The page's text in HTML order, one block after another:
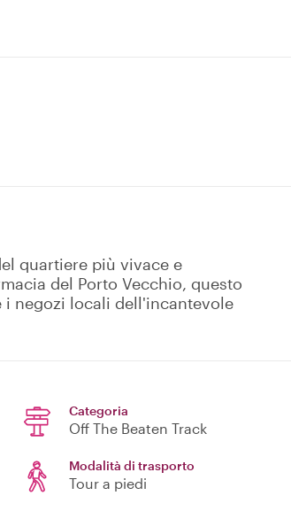
quartiere più vivace e
del Porto Vecchio, questo
i negozi locali dell'incantevole
Categoria
Off The Beaten Track
Modalità di trasporto
Tour a piedi